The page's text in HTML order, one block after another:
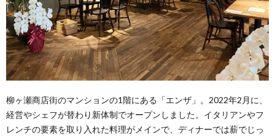
柳ヶ瀬商店街のマンションの1階にある「エンザ」。2022年2月に、
経営やシェフが替わり新体制でオープンしました。イタリアンやフ
レンチの要素を取り入れた料理がメインで、ディナーでは薪でじっ